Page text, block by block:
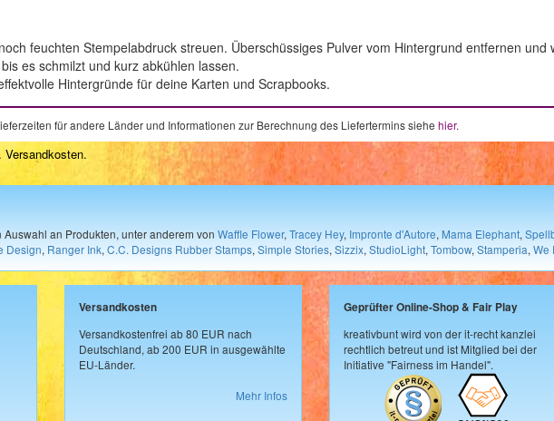
feuchten Stempelabdruck streuen. Überschüssiges Pulver vom Hintergrund entfernen
es schmilzt und kurz abkühlen lassen.
Hintergründe für deine Karten und Scrapbooks.
für andere Länder und Informationen zur Berechnung des Liefertermins siehe hier.
Versandkosten.
an Produkten, unter anderem von Waffle Flower, Tracey Hey, Impronte d'Autore, Mama Elephant,
Design, Ranger Ink, C.C. Designs Rubber Stamps, Simple Stories, Sizzix, StudioLight, Tombow, Stamperia, We
Versandkosten
Versandkostenfrei ab 80 EUR nach
Deutschland, ab 200 EUR in ausgewählte
EU-Länder.
Mehr Infos
Geprüfter Online-Shop & Fair Play
kreativbunt wird von der it-recht kanzlei
rechtlich betreut und ist Mitglied bei der
Initiative "Fairness im Handel".